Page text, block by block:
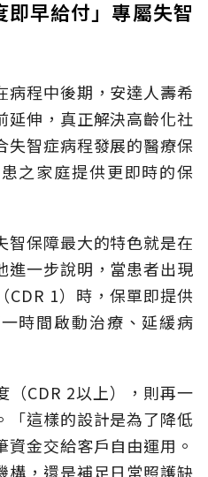
早給付」專屬失智
病程中後期，安達人壽希
延伸，真正解決高齡化社
失智症病程發展的醫療保
之家庭提供更即時的保
智保障最大的特色就是在
進一步說明，當患者出現
CDR 1）時，保單即提供
時間啟動治療、延緩病
（CDR 2以上），則再一
「這樣的設計是為了降低
金交給客戶自由運用。
構，還是補足日常照護缺